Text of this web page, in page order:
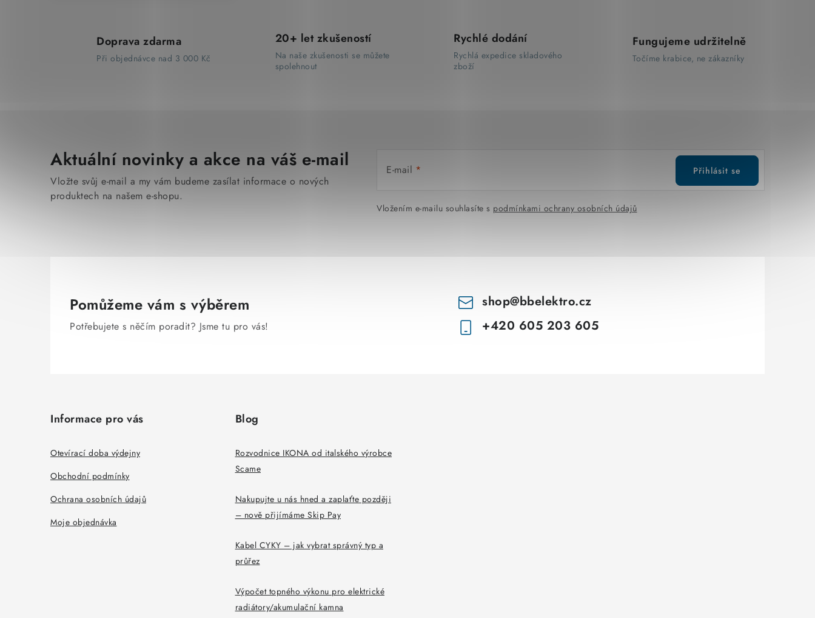
Doprava zdarma
Při objednávce nad 3 000 Kč
20+ let zkušeností
Na naše zkušenosti se můžete
spolehnout
Rychlé dodání
Rychlá expedice skladového
zboží
Fungujeme udržitelně
Točíme krabice, ne zákazníky
Aktuální novinky a akce na váš e-mail
Vložte svůj e-mail a my vám budeme zasílat informace o nových
produktech na našem e-shopu.
E-mail
Vložením e-mailu souhlasíte s podmínkami ochrany osobních údajů
Přihlásit se
Pomůžeme vám s výběrem
Potřebujete s něčím poradit? Jsme tu pro vás!
shop@bbelektro.cz
+420 605 203 605
Informace pro vás
Otevírací doba výdejny
Obchodní podmínky
Ochrana osobních údajů
Moje objednávka
Blog
Rozvodnice IKONA od italského výrobce
Scame
Nakupujte u nás hned a zaplaťte později
– nově přijímáme Skip Pay
Kabel CYKY – jak vybrat správný typ a
průřez
Výpočet topného výkonu pro elektrické
radiátory/akumulační kamna